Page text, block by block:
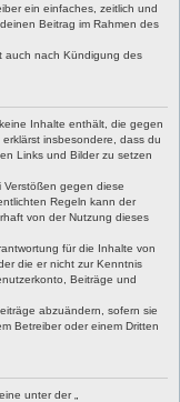
ein einfaches, zeitlich und
Beitrag im Rahmen des
auch nach Kündigung des
Inhalte enthält, die gegen
insbesondere, dass du
Links und Bilder zu setzen
gegen diese
Regeln kann der
von der Nutzung dieses
für die Inhalte von
die er nicht zur Kenntnis
Beiträge und
abzuändern, sofern sie
Betreiber oder einem Dritten
unter der „